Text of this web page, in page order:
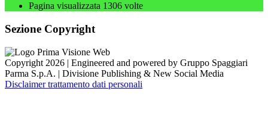
Pagina visualizzata 1306 volte
Sezione Copyright
Copyright 2026 | Engineered and powered by Gruppo Spaggiari
Parma S.p.A. | Divisione Publishing & New Social Media
Disclaimer trattamento dati personali